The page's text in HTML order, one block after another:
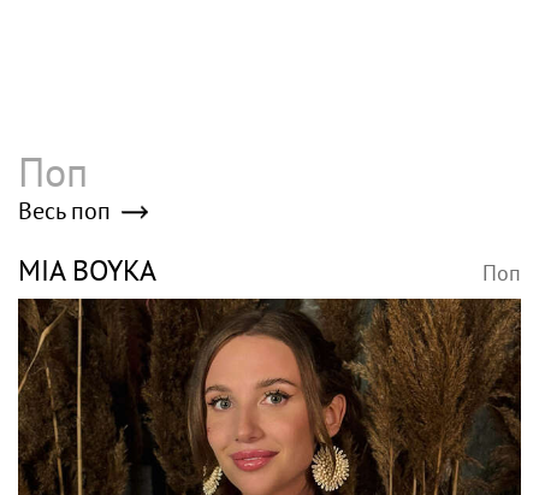
Поп
Весь поп
MIA BOYKA Поп